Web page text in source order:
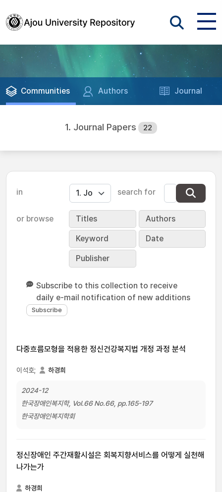
Communities Authors Journal
1. Journal Papers 22
in search for
or browse Titles Authors
Keyword Date
Publisher
Subscribe to this collection to receive
daily e-mail notification of new additions
다중흐름모형을 적용한 정신건강복지법 개정 과정 분석
이석호; 하경희
2024-12
한국장애인복지학, Vol.66 No.66, pp.165-197
한국장애인복지학회
정신장애인 주간재활시설은 회복지향서비스를 어떻게 실천해
나가는가
하경희